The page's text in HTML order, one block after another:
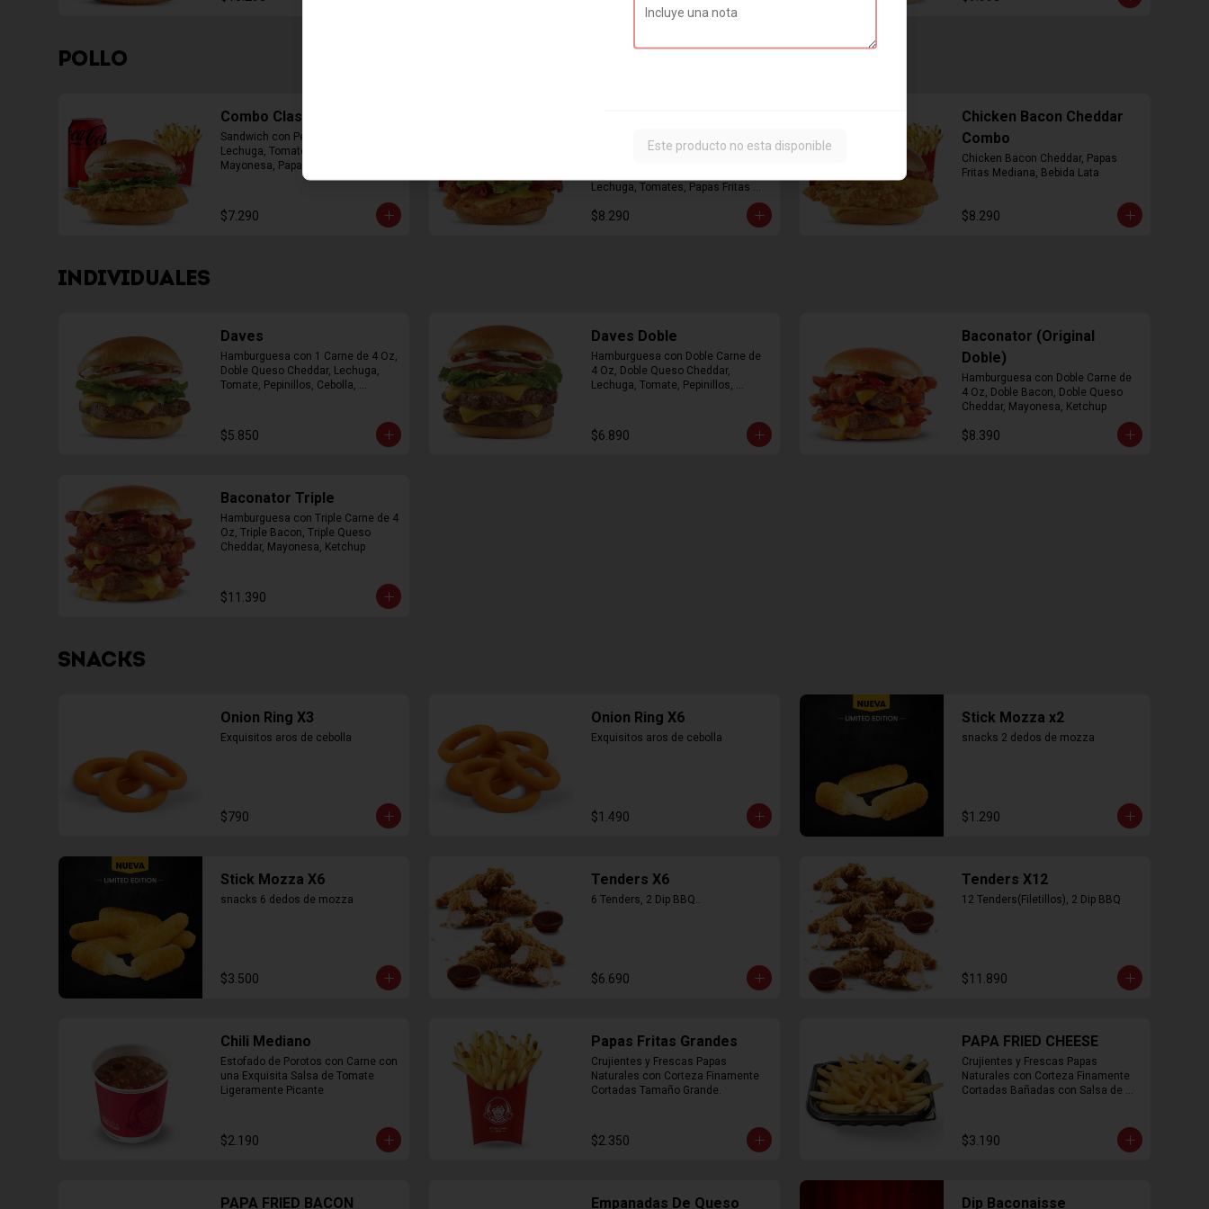
POLLO
Combo Classic Chicken
Sandwich con Pechuga Apanada,
Lechuga, Tomate, Pepinillos y
Mayonesa, Papas Fritas Mediana,
$7.290
Lechuga, Tomates, Papas Fritas
$8.290
Chicken Bacon Cheddar
Combo
Chicken Bacon Cheddar, Papas
Fritas Mediana, Bebida Lata
$8.290
INDIVIDUALES
Daves
Hamburguesa con 1 Carne de 4 Oz,
Doble Queso Cheddar, Lechuga,
Tomate, Pepinillos, Cebolla,
$5.850
Daves Doble
Hamburguesa con Doble Carne de
4 Oz, Doble Queso Cheddar,
Lechuga, Tomate, Pepinillos,
$6.890
Baconator (Original
Doble)
Hamburguesa con Doble Carne de
4 Oz, Doble Bacon, Doble Queso
Cheddar, Mayonesa, Ketchup
$8.390
Baconator Triple
Hamburguesa con Triple Carne de 4
Oz, Triple Bacon, Triple Queso
Cheddar, Mayonesa, Ketchup
$11.390
SNACKS
Onion Ring X3
Exquisitos aros de cebolla
$790
Onion Ring X6
Exquisitos aros de cebolla
$1.490
Stick Mozza x2
snacks 2 dedos de mozza
$1.290
Stick Mozza X6
snacks 6 dedos de mozza
$3.500
Tenders X6
6 Tenders, 2 Dip BBQ..
$6.690
Tenders X12
12 Tenders(Filetillos), 2 Dip BBQ
$11.890
Chili Mediano
Estofado de Porotos con Carne con
una Exquisita Salsa de Tomate
Ligeramente Picante
$2.190
Papas Fritas Grandes
Crujientes y Frescas Papas
Naturales con Corteza Finamente
Cortadas Tamaño Grande.
$2.350
PAPA FRIED CHEESE
Crujientes y Frescas Papas
Naturales con Corteza Finamente
Cortadas Bañadas con Salsa de
$3.190
PAPA FRIED BACON Empanadas De Queso Dip Baconaisse
Este producto no esta disponible